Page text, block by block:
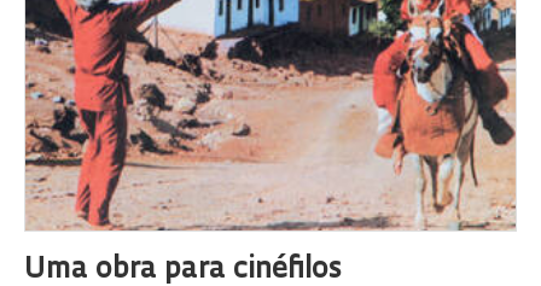
Uma obra para cinéfilos